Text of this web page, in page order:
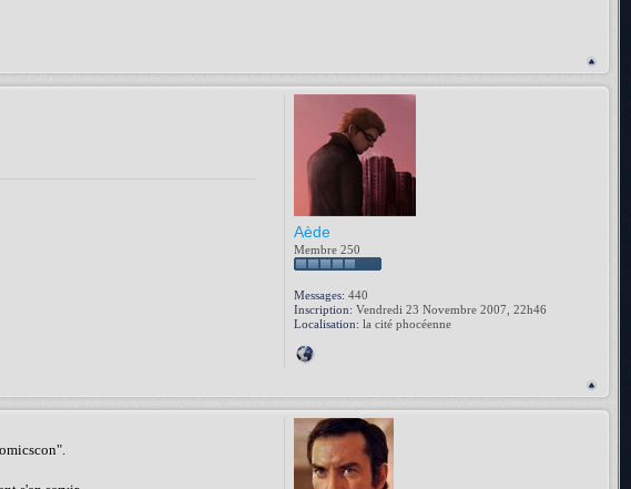
Aède
Membre 250
Messages: 440
Inscription: Vendredi 23 Novembre 2007, 22h46
Localisation: la cité phocéenne